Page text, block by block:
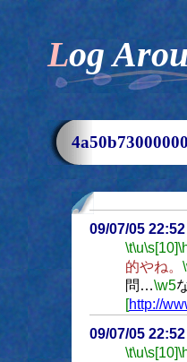
Log
09/07/05
\t\u\s[10]
的やね。
問…\w5
[http://
09/07/05
\t\u\s[10]